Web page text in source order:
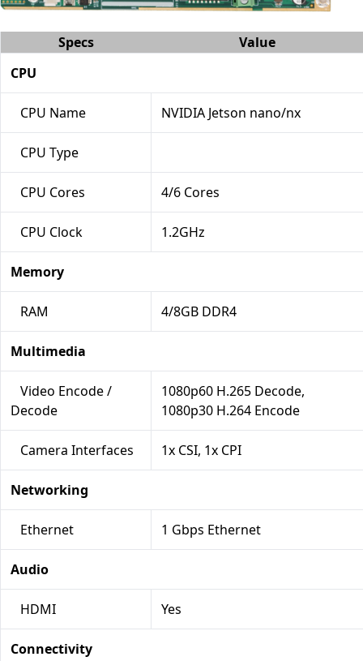
Specs
Value
CPU
CPU Name NVIDIA Jetson nano/nx
CPU Type
CPU Cores 4/6 Cores
CPU Clock 1.2GHz
Memory
RAM 4/8GB DDR4
Multimedia
Video Encode /
Decode
1080p60 H.265 Decode,
1080p30 H.264 Encode
Camera Interfaces 1x CSI, 1x CPI
Networking
Ethernet 1 Gbps Ethernet
Audio
HDMI Yes
Connectivity